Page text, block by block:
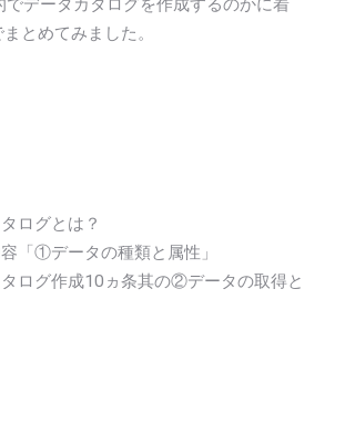
でデータカタログを作成するのかに着
とめてみました。
ログとは？
「①データの種類と属性」
ログ作成10ヵ条其の②データの取得と